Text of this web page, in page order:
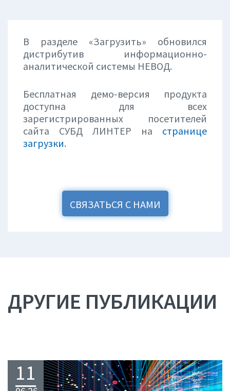
В разделе «Загрузить» обновился
дистрибутив информационно-
аналитической системы НЕВОД.
Бесплатная демо-версия продукта
доступна для всех
зарегистрированных посетителей
сайта СУБД ЛИНТЕР на странице
загрузки.
СВЯЗАТЬСЯ С НАМИ
ДРУГИЕ ПУБЛИКАЦИИ
11